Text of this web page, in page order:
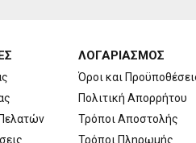
ΛΟΓΑΡΙΑΣΜΟΣ
Όροι και
Πολιτική Απορρήτου
Τρόποι Αποστολής
Τρόποι Πληρωμής